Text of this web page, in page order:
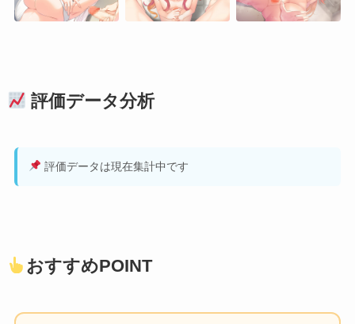
評価データ分析
評価データは現在集計中です
おすすめPOINT